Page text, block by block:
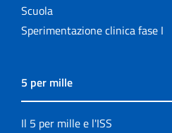
Scuola
Sperimentazione clinica fase I
5 per mille
Il 5 per mille e l'ISS